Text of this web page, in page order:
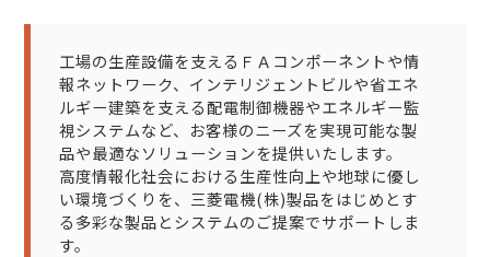
工場の生産設備を支えるＦＡコンポーネントや情
報ネットワーク、インテリジェントビルや省エネ
ルギー建築を支える配電制御機器やエネルギー監
視システムなど、お客様のニーズを実現可能な製
品や最適なソリューションを提供いたします。
高度情報化社会における生産性向上や地球に優し
い環境づくりを、三菱電機(株)製品をはじめとす
る多彩な製品とシステムのご提案でサポートしま
す。